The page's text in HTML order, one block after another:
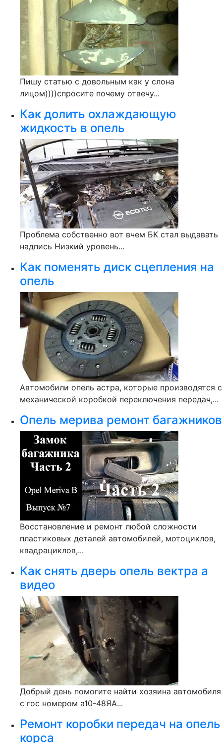
Пишу статью с довольным как у слона
лицом))))спросите почему отвечу...
Как долить охлаждающую
жидкость в опель
Проблема собственно вот вчем БК стал выдавать
надпись Низкий уровень...
Как поменять диск сцепления на
опель
Автомобили опель астра, которые производятся с
механической коробкой переключения передач,...
Опель мерива ремонт багажников
Восстановление и ремонт любой сложности
пластиковых деталей автомобилей, мотоциклов,
квадрациклов,...
Как снять дверь опель вектра а
видео
Добрый день помогите найти хозяина автомобиля
с гос номером а10-48ЯА...
Ремонт коробки передач на опель
корса